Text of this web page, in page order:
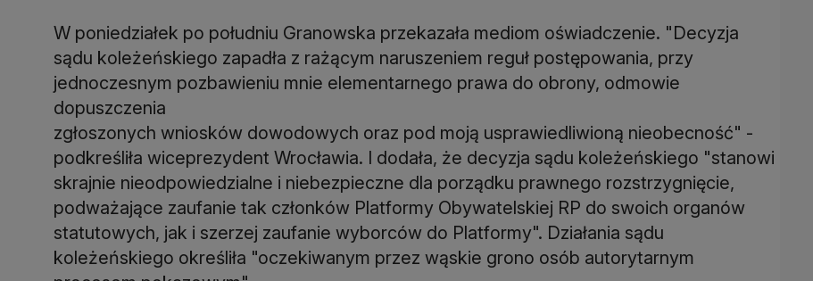
W poniedziałek po południu Granowska przekazała mediom oświadczenie. "Decyzja
sądu koleżeńskiego zapadła z rażącym naruszeniem reguł postępowania, przy
jednoczesnym pozbawieniu mnie elementarnego prawa do obrony, odmowie
dopuszczenia
zgłoszonych wniosków dowodowych oraz pod moją usprawiedliwioną nieobecność" -
podkreśliła wiceprezydent Wrocławia. I dodała, że decyzja sądu koleżeńskiego "stanowi
skrajnie nieodpowiedzialne i niebezpieczne dla porządku prawnego rozstrzygnięcie,
podważające zaufanie tak członków Platformy Obywatelskiej RP do swoich organów
statutowych, jak i szerzej zaufanie wyborców do Platformy". Działania sądu
koleżeńskiego określiła "oczekiwanym przez wąskie grono osób autorytarnym